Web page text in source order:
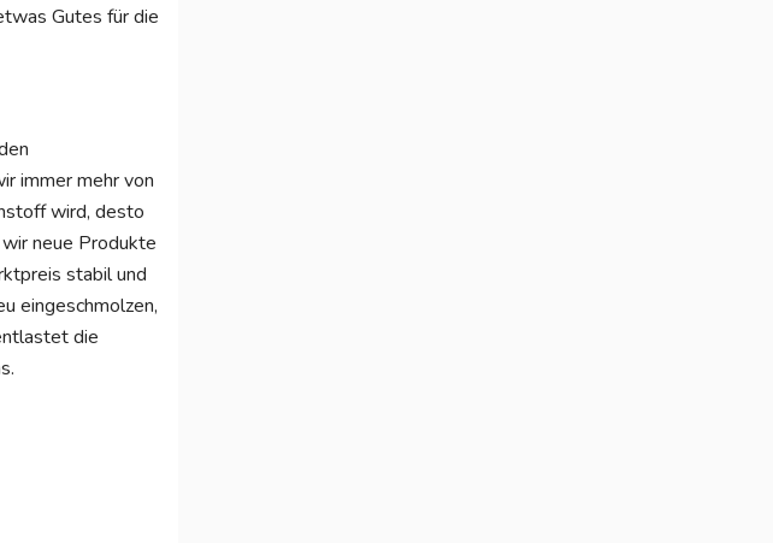
Gutes für die
immer mehr von
wird, desto
neue Produkte
stabil und
eingeschmolzen,
die